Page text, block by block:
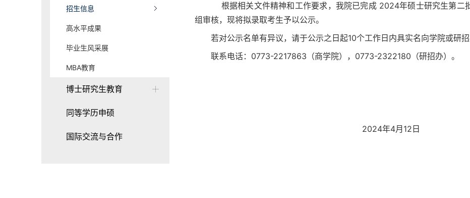
招生信息
高水平成果
毕业生风采展
MBA教育
博士研究生教育
同等学历申硕
国际交流与合作
根据相关文件精神和工作要求，我院已完成 2024年硕士研究生第二
组审核，现将拟录取考生予以公示。
若对公示名单有异议，请于公示之日起10个工作日内具实名向学院或研招
联系电话：0773-2217863（商学院），0773-2322180（研招办）。
2024年4月12日